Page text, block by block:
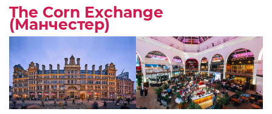
The Corn Exchange
(Манчестер)